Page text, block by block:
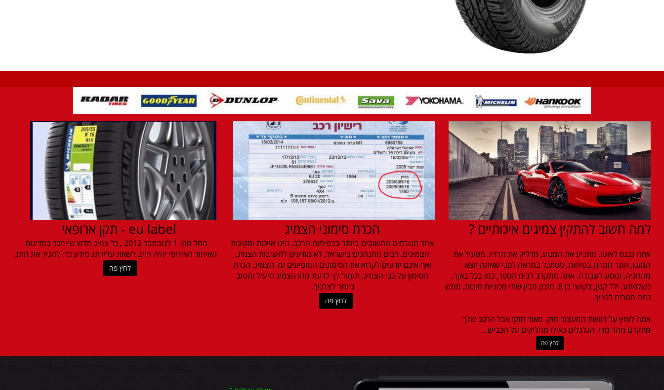
למה חשוב להתקין צמיגים איכותיים ?
אתה נכנס לאוטו. מתניע את המנוע, מדליק את הרדיו, מפעיל את
המזגן, חוגר חגורת בטיחות, מסתכל במראה לפני שאתה יוצא
מהחניה, ונוסע לעבודה. אתה מתקרב לבית הספר, כמו בכל בוקר,
כשלפתע, ילד קטן, בקושי בן 8, מזנק מבין שתי מכוניות חונות, ממש
כמה מטרים לפניך.
אתה לוחץ על דוושת המעצור חזק. מאוד חזק! אבל הרכב שלך
מתקדם מהר מדי. הגלגלים כאילו מחליקים על הכביש...
לחץ פה
הכרת סימוני הצמיג
אחד הגורמים החשובים ביותר בבטיחות הרכב, הינו אייכות ותקינות
הצמיגים. רבים מהנהגים בישראל, לא מודעים לחשיבות הצמיג,
ואף אינם יודעים לקרוא את הסימונים המופיעים על הצמיג. הכרת
הסימון על גבי הצמיג, תעזור לך לדעת מהו הצמיג היעיל והטוב
ביותר לצרכיך.
לחץ פה
eu label - תקן ארופאי
החל מה- 1 לנובמבר 2012 , כל צמיג חדש שיימכר במדינות
האיחוד האירופי יהיה חייב לשאת עליו תג מידע כדי להכיר את התג
לחץ פה